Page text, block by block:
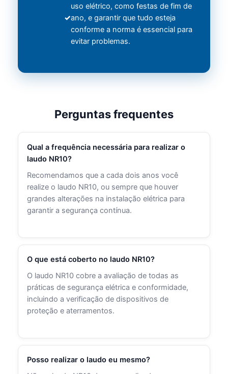
uso elétrico, como festas de fim de
ano, e garantir que tudo esteja
conforme a norma é essencial para
evitar problemas.
Perguntas frequentes
Qual a frequência necessária para realizar o
laudo NR10?
Recomendamos que a cada dois anos você
realize o laudo NR10, ou sempre que houver
grandes alterações na instalação elétrica para
garantir a segurança contínua.
O que está coberto no laudo NR10?
O laudo NR10 cobre a avaliação de todas as
práticas de segurança elétrica e conformidade,
incluindo a verificação de dispositivos de
proteção e aterramentos.
Posso realizar o laudo eu mesmo?